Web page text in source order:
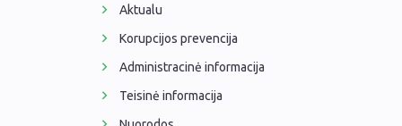
Aktualu
Korupcijos prevencija
Administracinė informacija
Teisinė informacija